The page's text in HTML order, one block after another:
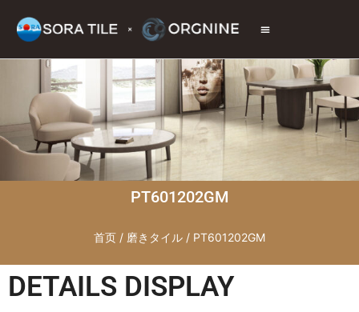
PT601202GM
首页 / 磨きタイル / PT601202GM
DETAILS DISPLAY